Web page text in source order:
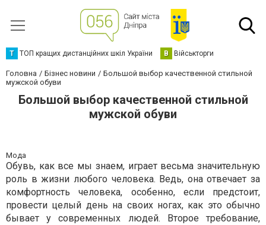
Т ТОП кращих дистанційних шкіл України В Військторги
Головна Бізнес новини
Большой выбор качественной стильной
мужской обуви
Большой выбор качественной стильной
мужской обуви
Мода
Обувь, как все мы знаем, играет весьма значительную
роль в жизни любого человека. Ведь, она отвечает за
комфортность человека, особенно, если предстоит,
провести целый день на своих ногах, как это обычно
бывает у современных людей. Второе требование,